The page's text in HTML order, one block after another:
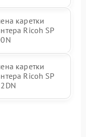
каретки
Ricoh SP
каретки
Ricoh SP